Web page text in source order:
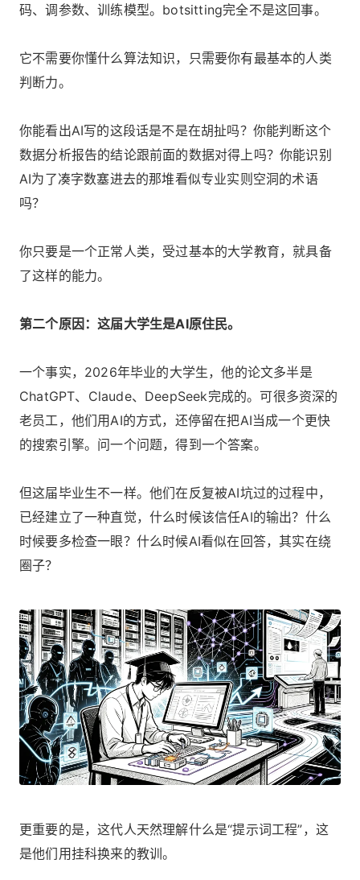
码、调参数、训练模型。botsitting完全不是这回事。
它不需要你懂什么算法知识，只需要你有最基本的人类
判断力。
你能看出AI写的这段话是不是在胡扯吗？你能判断这个
数据分析报告的结论跟前面的数据对得上吗？你能识别
AI为了凑字数塞进去的那堆看似专业实则空洞的术语
吗？
你只要是一个正常人类，受过基本的大学教育，就具备
了这样的能力。
第二个原因：这届大学生是AI原住民。
一个事实，2026年毕业的大学生，他的论文多半是
ChatGPT、Claude、DeepSeek完成的。可很多资深的
老员工，他们用AI的方式，还停留在把AI当成一个更快
的搜索引擎。问一个问题，得到一个答案。
但这届毕业生不一样。他们在反复被AI坑过的过程中，
已经建立了一种直觉，什么时候该信任AI的输出？什么
时候要多检查一眼？什么时候AI看似在回答，其实在绕
圈子？
更重要的是，这代人天然理解什么是“提示词工程”，这
是他们用挂科换来的教训。